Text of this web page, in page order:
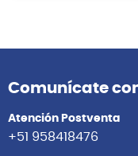
Comunícate
Atención Postventa
+51 958418476